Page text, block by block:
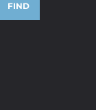
FIND